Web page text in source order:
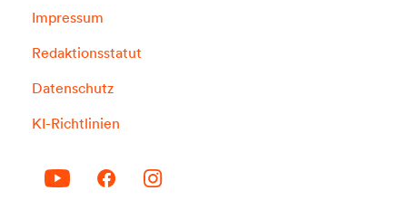
Impressum
Redaktionsstatut
Datenschutz
KI-Richtlinien